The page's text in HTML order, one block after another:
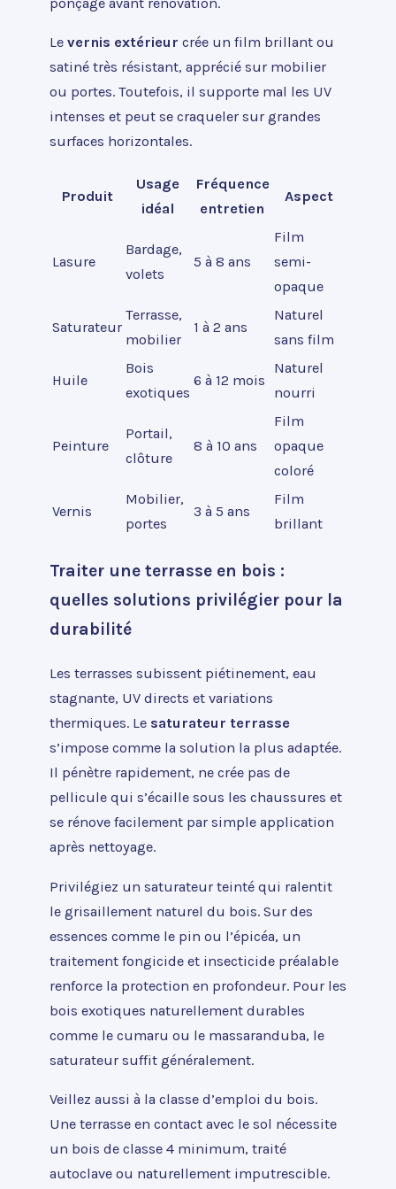
Le vernis extérieur crée un film brillant ou
satiné très résistant, apprécié sur mobilier
ou portes. Toutefois, il supporte mal les UV
intenses et peut se craqueler sur grandes
surfaces horizontales.
Produit
Usage
idéal
Fréquence
entretien
Aspect
Lasure
Bardage,
volets
5 à 8 ans
Film
semi-
opaque
Saturateur
Terrasse,
mobilier
1 à 2 ans
Naturel
sans film
Huile
Bois
exotiques
6 à 12 mois
Naturel
nourri
Peinture
Portail,
clôture
8 à 10 ans
Film
opaque
coloré
Vernis
Mobilier,
portes
3 à 5 ans
Film
brillant
Traiter une terrasse en bois :
quelles solutions privilégier pour la
durabilité
Les terrasses subissent piétinement, eau
stagnante, UV directs et variations
thermiques. Le saturateur terrasse
s’impose comme la solution la plus adaptée.
Il pénètre rapidement, ne crée pas de
pellicule qui s’écaille sous les chaussures et
se rénove facilement par simple application
après nettoyage.
Privilégiez un saturateur teinté qui ralentit
le grisaillement naturel du bois. Sur des
essences comme le pin ou l’épicéa, un
traitement fongicide et insecticide préalable
renforce la protection en profondeur. Pour les
bois exotiques naturellement durables
comme le cumaru ou le massaranduba, le
saturateur suffit généralement.
Veillez aussi à la classe d’emploi du bois.
Une terrasse en contact avec le sol nécessite
un bois de classe 4 minimum, traité
autoclave ou naturellement imputrescible.